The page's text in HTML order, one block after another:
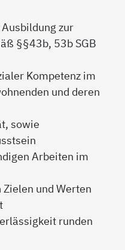
zur
§§43b, 53b SGB
Kompetenz im
und deren
sowie
Arbeiten im
und Werten
runden